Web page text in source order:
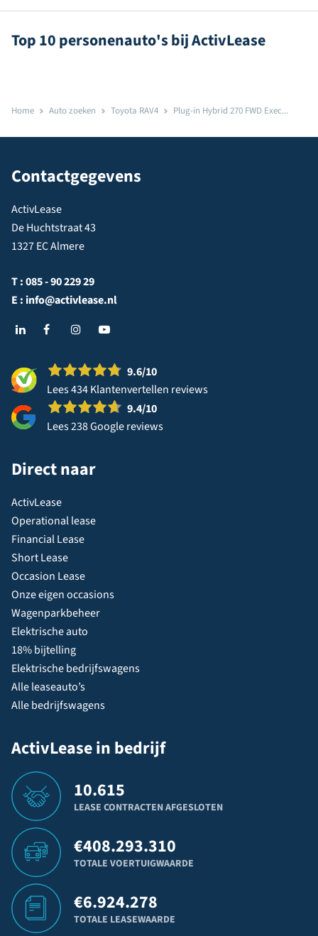
Top 10 personenauto's bij ActivLease
Home Auto zoeken Toyota RAV4 Plug-in Hybrid 270 FWD Exec...
Contactgegevens
ActivLease
De Huchtstraat 43
1327 EC Almere
T :085 - 90 229 29
E : info@activlease.nl
9.6/10
Lees 434 Klantenvertellen reviews
9.4/10
Lees 238 Google reviews
Direct naar
ActivLease
Operational lease
Financial Lease
Short Lease
Occasion Lease
Onze eigen occasions
Wagenparkbeheer
Elektrische auto
18% bijtelling
Elektrische bedrijfswagens
Alle leaseauto’s
Alle bedrijfswagens
ActivLease in bedrijf
10.615
LEASE CONTRACTEN AFGESLOTEN
€408.293.310
TOTALE VOERTUIGWAARDE
€6.924.278
TOTALE LEASEWAARDE